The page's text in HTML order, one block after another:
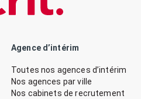
Agence d’intérim
Toutes nos agences d’intérim
Nos agences par ville
Nos cabinets de recrutement